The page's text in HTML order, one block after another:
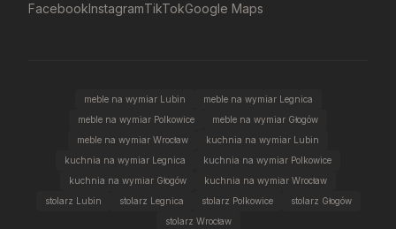
FacebookInstagramTikTokGoogle Maps
meble na wymiar Lubin
meble na wymiar Legnica
meble na wymiar Polkowice
meble na wymiar Głogów
meble na wymiar Wrocław
kuchnia na wymiar Lubin
kuchnia na wymiar Legnica
kuchnia na wymiar Polkowice
kuchnia na wymiar Głogów
kuchnia na wymiar Wrocław
stolarz Lubin
stolarz Legnica stolarz Polkowice
stolarz Głogów
stolarz Wrocław